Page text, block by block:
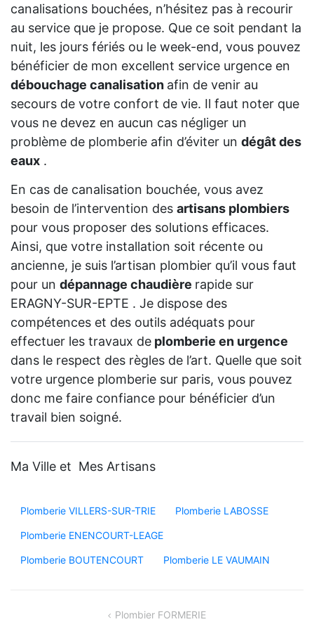
canalisations bouchées, n’hésitez pas à recourir
au service que je propose. Que ce soit pendant la
nuit, les jours fériés ou le week-end, vous pouvez
bénéficier de mon excellent service urgence en
débouchage canalisation afin de venir au
secours de votre confort de vie. Il faut noter que
vous ne devez en aucun cas négliger un
problème de plomberie afin d’éviter un dégât des
eaux .
En cas de canalisation bouchée, vous avez
besoin de l’intervention des artisans plombiers
pour vous proposer des solutions efficaces.
Ainsi, que votre installation soit récente ou
ancienne, je suis l’artisan plombier qu’il vous faut
pour un dépannage chaudière rapide sur
ERAGNY-SUR-EPTE . Je dispose des
compétences et des outils adéquats pour
effectuer les travaux de plomberie en urgence
dans le respect des règles de l’art. Quelle que soit
votre urgence plomberie sur paris, vous pouvez
donc me faire confiance pour bénéficier d’un
travail bien soigné.
Ma Ville et Mes Artisans
Plomberie VILLERS-SUR-TRIE Plomberie LABOSSE
Plomberie ENENCOURT-LEAGE
Plomberie BOUTENCOURT Plomberie LE VAUMAIN
Plombier FORMERIE